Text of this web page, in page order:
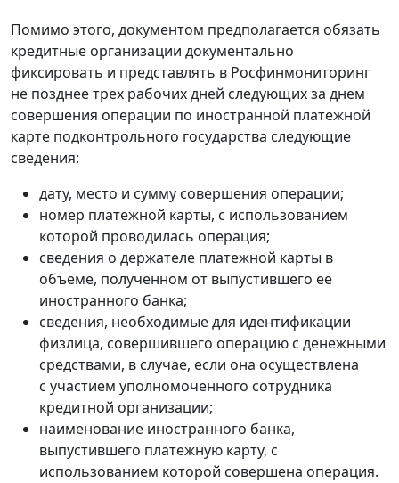
Помимо этого, документом предполагается обязать
кредитные организации документально
фиксировать и представлять в Росфинмониторинг
не позднее трех рабочих дней следующих за днем
совершения операции по иностранной платежной
карте подконтрольного государства следующие
сведения:
дату, место и сумму совершения операции;
номер платежной карты, с использованием
которой проводилась операция;
сведения о держателе платежной карты в
объеме, полученном от выпустившего ее
иностранного банка;
сведения, необходимые для идентификации
физлица, совершившего операцию с денежными
средствами, в случае, если она осуществлена
с участием уполномоченного сотрудника
кредитной организации;
наименование иностранного банка,
выпустившего платежную карту, с
использованием которой совершена операция.